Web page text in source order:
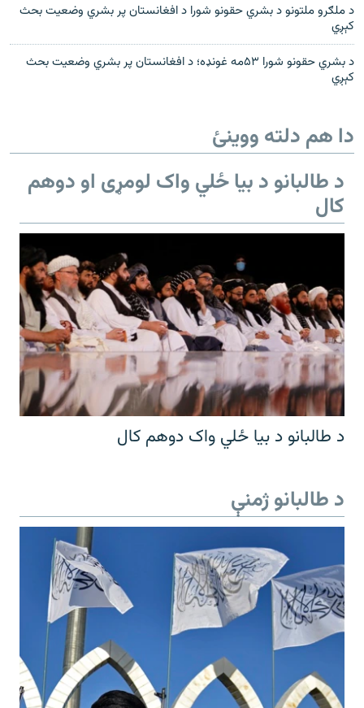
د ملګرو ملتونو د بشري حقونو شورا د افغانستان پر بشري وضعيت بحث
کېږي
د بشري حقونو شورا ۵۳مه غونډه؛ د افغانستان پر بشري وضعیت بحث
کېږي
دا هم دلته ووینئ
د طالبانو د بیا ځلي واک لومړی او دوهم
کال
د طالبانو د بیا ځلي واک دوهم کال
د طالبانو ژمنې